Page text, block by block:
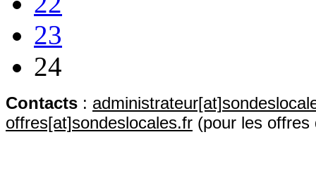
23
24
Contacts :
offres[at]sondeslocales.fr (pour les offres